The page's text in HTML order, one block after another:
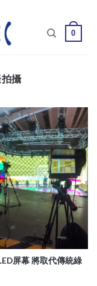
0
攝
屏幕 將取代傳統綠